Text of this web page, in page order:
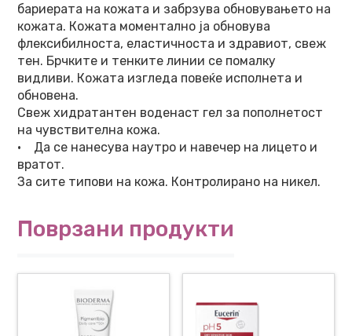
бариерата на кожата и забрзува обновувањето на
кожата. Кожата моментално ја обновува
флексибилноста, еластичноста и здравиот, свеж
тен. Брчките и тенките линии се помалку
видливи. Кожата изгледа повеќе исполнета и
обновена.
Свеж хидратантен воденаст гел за пополнетост
на чувствителна кожа.
• Да се нанесува наутро и навечер на лицето и
вратот.
За сите типови на кожа. Контролирано на никел.
Поврзани продукти